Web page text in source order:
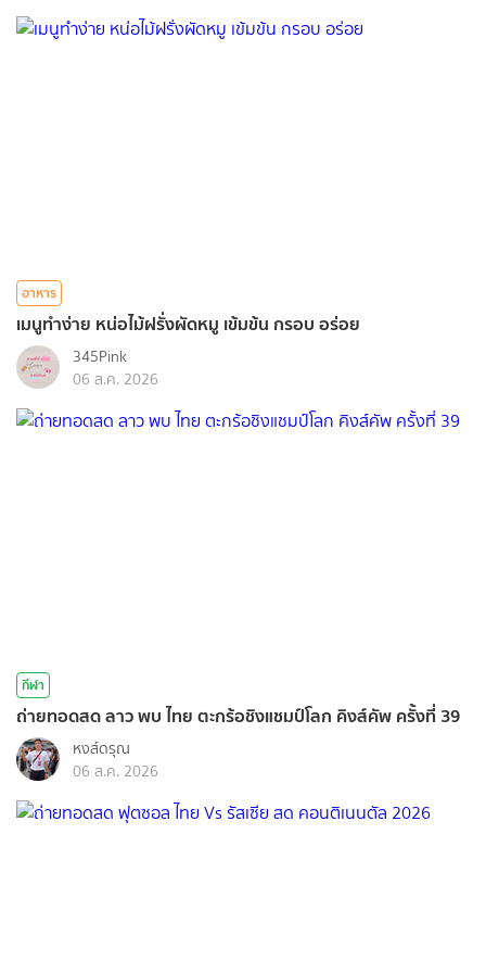
อาหาร
เมนูทำง่าย หน่อไม้ฝรั่งผัดหมู เข้มข้น กรอบ อร่อย
345Pink
06 ส.ค. 2026
กีฬา
ถ่ายทอดสด ลาว พบ ไทย ตะกร้อชิงแชมป์โลก คิงส์คัพ ครั้งที่ 39
หงส์ดรุณ
06 ส.ค. 2026